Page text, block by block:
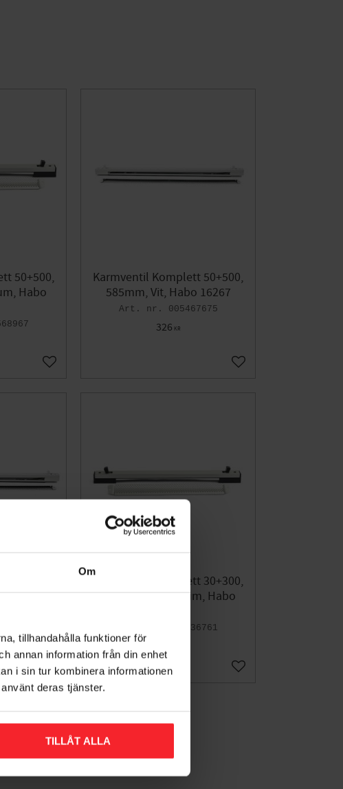
Om
tillhandahålla funktioner för
annan information från din enhet
i sin tur kombinera informationen
deras tjänster.
TILLÅT ALLA
50+500,
Habo
Lägg till i favoriter
Karmventil Komplett 50+500,
585mm, Vit, Habo 16267
005467675
326 KR
Lägg till i favoriter
16268
Lägg till i favoriter
Karmventil Komplett 30+300,
395mm, Aluminium, Habo
005436761
Lägg till i favoriter